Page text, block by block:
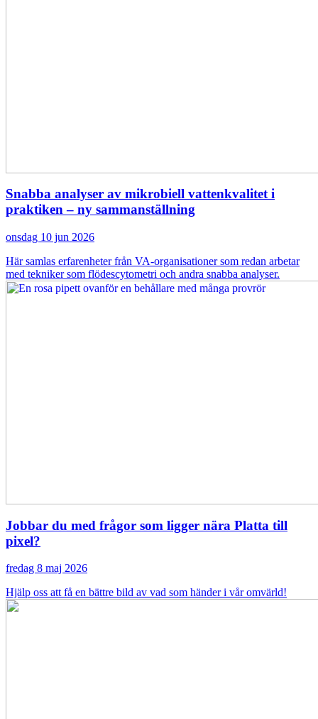
Snabba analyser av mikrobiell vattenkvalitet i
praktiken – ny sammanställning
onsdag 10 jun 2026
Här samlas erfarenheter från VA-organisationer som redan arbetar
med tekniker som flödescytometri och andra snabba analyser.
Jobbar du med frågor som ligger nära Platta till
pixel?
fredag 8 maj 2026
Hjälp oss att få en bättre bild av vad som händer i vår omvärld!